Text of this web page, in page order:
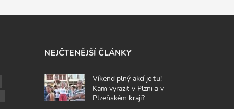
NEJČTENĚJŠÍ ČLÁNKY
Víkend plný akcí je tu!
Kam vyrazit v Plzni a v
Plzeňském kraji?